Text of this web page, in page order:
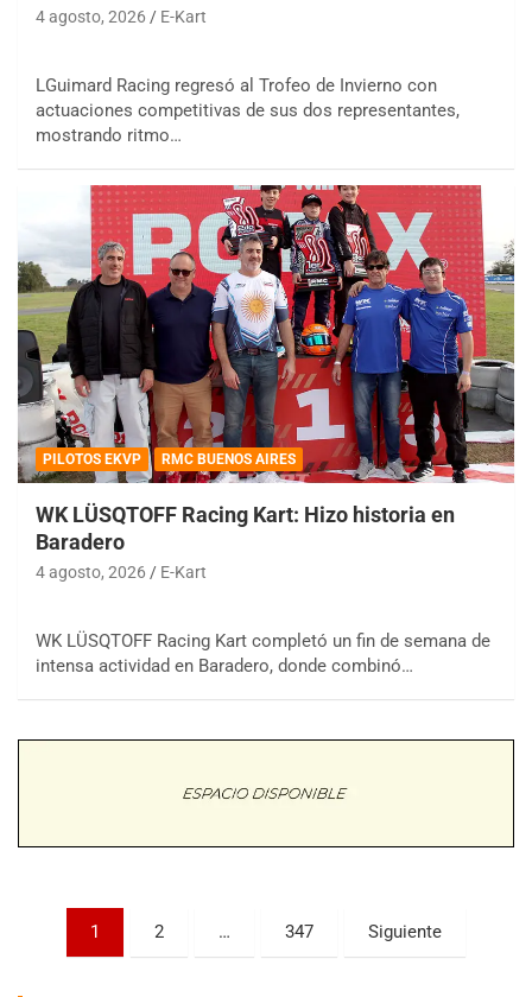
4 agosto, 2026 E-Kart
LGuimard Racing regresó al Trofeo de Invierno con
actuaciones competitivas de sus dos representantes,
mostrando ritmo…
PILOTOS EKVP RMC BUENOS AIRES
WK LÜSQTOFF Racing Kart: Hizo historia en
Baradero
4 agosto, 2026 E-Kart
WK LÜSQTOFF Racing Kart completó un fin de semana de
intensa actividad en Baradero, donde combinó…
Paginación
1 2 … 347 Siguiente
COBERTURA ESPECIAL DE E-KART.COM.AR
08/09-AGO
Ramiro Tot (Asfalto)
Trenque Lauquen (Buenos Aires)
Villaguay (Entre Ríos)